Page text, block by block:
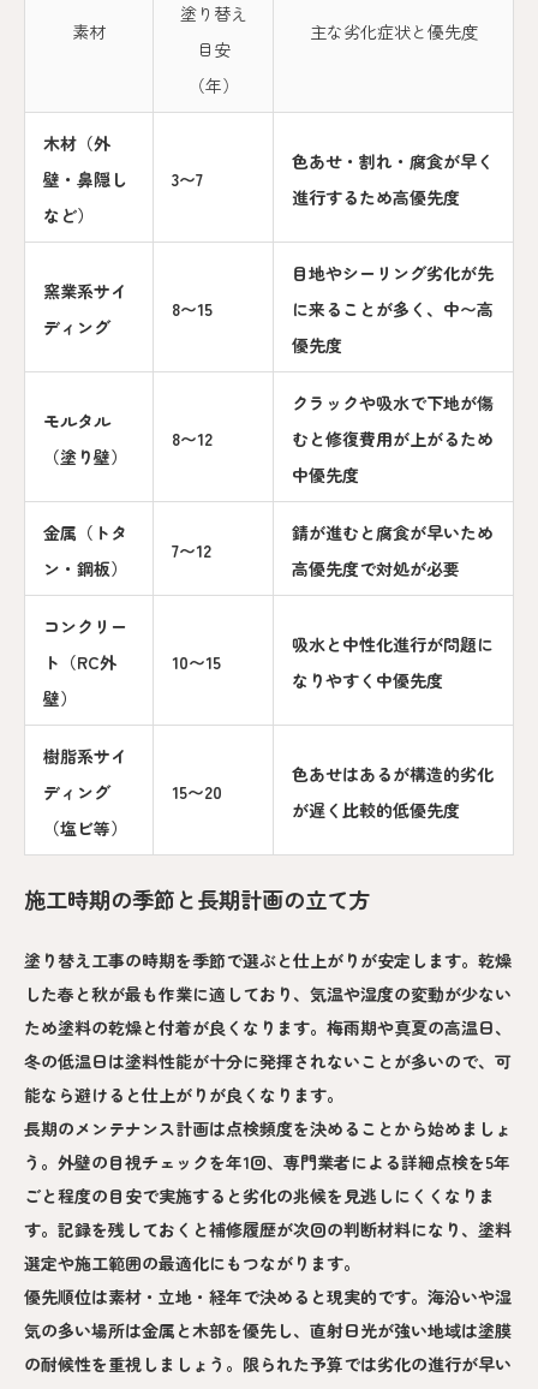
素材
塗り替え
目安
（年）
主な劣化症状と優先度
木材（外
壁・鼻隠し
など）
3〜7
色あせ・割れ・腐食が早く
進行するため高優先度
窯業系サイ
ディング
8〜15
目地やシーリング劣化が先
に来ることが多く、中〜高
優先度
モルタル
（塗り壁）
8〜12
クラックや吸水で下地が傷
むと修復費用が上がるため
中優先度
金属（トタ
ン・鋼板）
7〜12
錆が進むと腐食が早いため
高優先度で対処が必要
コンクリー
ト（RC外
壁）
10〜15
吸水と中性化進行が問題に
なりやすく中優先度
樹脂系サイ
ディング
（塩ビ等）
15〜20
色あせはあるが構造的劣化
が遅く比較的低優先度
施工時期の季節と長期計画の立て方
塗り替え工事の時期を季節で選ぶと仕上がりが安定します。乾燥
した春と秋が最も作業に適しており、気温や湿度の変動が少ない
ため塗料の乾燥と付着が良くなります。梅雨期や真夏の高温日、
冬の低温日は塗料性能が十分に発揮されないことが多いので、可
能なら避けると仕上がりが良くなります。
長期のメンテナンス計画は点検頻度を決めることから始めましょ
う。外壁の目視チェックを年1回、専門業者による詳細点検を5年
ごと程度の目安で実施すると劣化の兆候を見逃しにくくなりま
す。記録を残しておくと補修履歴が次回の判断材料になり、塗料
選定や施工範囲の最適化にもつながります。
優先順位は素材・立地・経年で決めると現実的です。海沿いや湿
気の多い場所は金属と木部を優先し、直射日光が強い地域は塗膜
の耐候性を重視しましょう。限られた予算では劣化の進行が早い